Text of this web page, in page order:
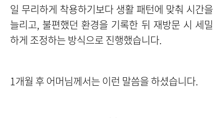
일 무리하게 착용하기보다 생활 패턴에 맞춰 시간을
늘리고, 불편했던 환경을 기록한 뒤 재방문 시 세밀
하게 조정하는 방식으로 진행했습니다.
1개월 후 어머님께서는 이런 말씀을 하셨습니다.